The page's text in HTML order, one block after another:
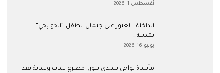
أغسطس 1, 2026
​الداخلة : العثور على جثمان الطفل “الحو بحي”
بمدينة…
يوليو 16, 2026
مأساة نواحي سيدي بنور.. مصرع شاب وشابة بعد